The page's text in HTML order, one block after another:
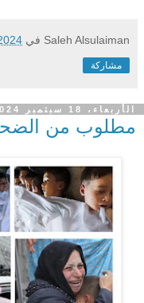
Saleh Alsulaiman في
مشاركة
الأربعاء، 18 سبتمبر 2024
مطلوب من